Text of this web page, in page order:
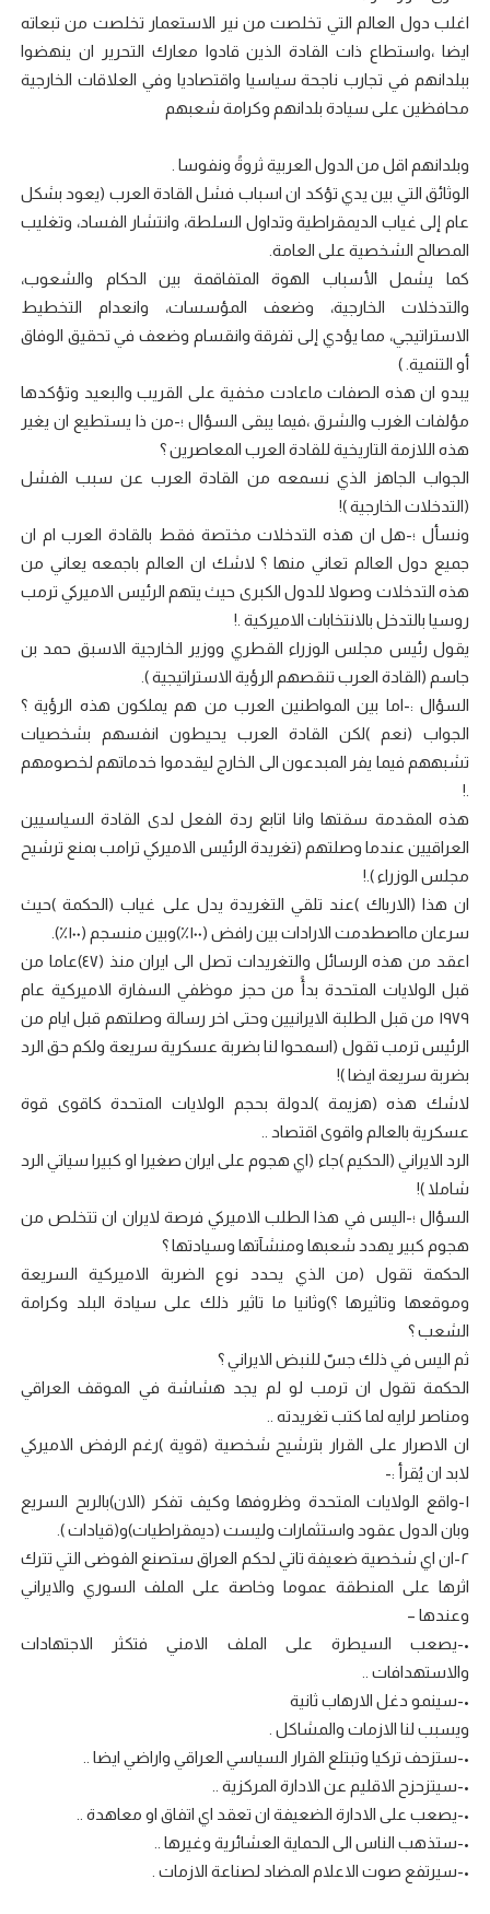
اغلب دول العالم التي تخلصت من نير الاستعمار تخلصت من تبعاته
ايضا ،واستطاع ذات القادة الذين قادوا معارك التحرير ان ينهضوا
ببلدانهم في تجارب ناجحة سياسيا واقتصاديا وفي العلاقات الخارجية
محافظين على سيادة بلدانهم وكرامة شعبهم
وبلدانهم اقل من الدول العربية ثروةً ونفوسا .
الوثائق التي بين يدي تؤكد ان اسباب فشل القادة العرب (يعود بشكل
عام إلى غياب الديمقراطية وتداول السلطة، وانتشار الفساد، وتغليب
المصالح الشخصية على العامة.
كما يشمل الأسباب الهوة المتفاقمة بين الحكام والشعوب،
والتدخلات الخارجية، وضعف المؤسسات، وانعدام التخطيط
الاستراتيجي، مما يؤدي إلى تفرقة وانقسام وضعف في تحقيق الوفاق
أو التنمية. )
يبدو ان هذه الصفات ماعادت مخفية على القريب والبعيد وتؤكدها
مؤلفات الغرب والشرق ،فيما يبقى السؤال ؛-من ذا يستطيع ان يغير
هذه اللازمة التاريخية للقادة العرب المعاصرين ؟
الجواب الجاهز الذي نسمعه من القادة العرب عن سبب الفشل
(التدخلات الخارجية )!
ونسأل ؛-هل ان هذه التدخلات مختصة فقط بالقادة العرب ام ان
جميع دول العالم تعاني منها ؟ لاشك ان العالم باجمعه يعاني من
هذه التدخلات وصولا للدول الكبرى حيث يتهم الرئيس الاميركي ترمب
روسيا بالتدخل بالانتخابات الاميركية .!
يقول رئيس مجلس الوزراء القطري ووزير الخارجية الاسبق حمد بن
جاسم (القادة العرب تنقصهم الرؤية الاستراتيجية ).
السؤال :-اما بين المواطنين العرب من هم يملكون هذه الرؤية ؟
الجواب (نعم )لكن القادة العرب يحيطون انفسهم بشخصيات
تشبههم فيما يفر المبدعون الى الخارج ليقدموا خدماتهم لخصومهم
.!
هذه المقدمة سقتها وانا اتابع ردة الفعل لدى القادة السياسيين
العراقيين عندما وصلتهم (تغريدة الرئيس الاميركي ترامب بمنع ترشيح
مجلس الوزراء ).!
ان هذا (الارباك )عند تلقي التغريدة يدل على غياب (الحكمة )حيث
سرعان مااصطدمت الارادات بين رافض (١٠٠٪؜)وبين منسجم (١٠٠٪؜).
اعقد من هذه الرسائل والتغريدات تصل الى ايران منذ (٤٧)عاما من
قبل الولايات المتحدة بدأً من حجز موظفي السفارة الاميركية عام
١٩٧٩ من قبل الطلبة الايرانيين وحتى اخر رسالة وصلتهم قبل ايام من
الرئيس ترمب تقول (اسمحوا لنا بضربة عسكرية سريعة ولكم حق الرد
بضربة سريعة ايضا )!
لاشك هذه (هزيمة )لدولة بحجم الولايات المتحدة كاقوى قوة
عسكرية بالعالم واقوى اقتصاد ..
الرد الايراني (الحكيم )جاء (اي هجوم على ايران صغيرا او كبيرا سياتي الرد
شاملا )!
السؤال ؛-اليس في هذا الطلب الاميركي فرصة لايران ان تتخلص من
هجوم كبير يهدد شعبها ومنشآتها وسيادتها ؟
الحكمة تقول (من الذي يحدد نوع الضربة الاميركية السريعة
وموقعها وتاثيرها ؟)وثانيا ما تاثير ذلك على سيادة البلد وكرامة
الشعب ؟
ثم اليس في ذلك جسّ للنبض الايراني ؟
الحكمة تقول ان ترمب لو لم يجد هشاشة في الموقف العراقي
ومناصر لرايه لما كتب تغريدته ..
ان الاصرار على القرار بترشيح شخصية (قوية )رغم الرفض الاميركي
لابد ان يُقرأ :-
١-واقع الولايات المتحدة وظروفها وكيف تفكر (الان)بالربح السريع
وبان الدول عقود واستثمارات وليست (ديمقراطيات)و(قيادات ).
٢-ان اي شخصية ضعيفة تاتي لحكم العراق ستصنع الفوضى التي تترك
اثرها على المنطقة عموما وخاصة على الملف السوري والايراني
وعندها –
•-يصعب السيطرة على الملف الامني فتكثر الاجتهادات
والاستهدافات ..
•-سينمو دغل الارهاب ثانية
ويسبب لنا الازمات والمشاكل .
•-ستزحف تركيا وتبتلع القرار السياسي العراقي واراضي ايضا ..
•-سيتزحزح الاقليم عن الادارة المركزية ..
•-يصعب على الادارة الضعيفة ان تعقد اي اتفاق او معاهدة ..
•-ستذهب الناس الى الحماية العشائرية وغيرها ..
•-سيرتفع صوت الاعلام المضاد لصناعة الازمات .